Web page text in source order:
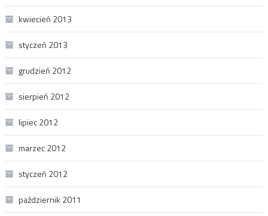
kwiecień 2013
styczeń 2013
grudzień 2012
sierpień 2012
lipiec 2012
marzec 2012
styczeń 2012
październik 2011